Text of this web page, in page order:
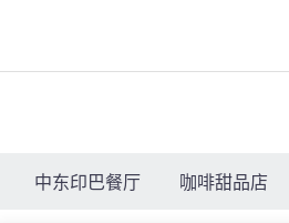
中东印巴餐厅 咖啡甜品店